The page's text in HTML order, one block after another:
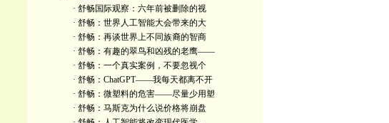
· 舒畅国际观察：六年前被删除的视
· 舒畅：世界人工智能大会带来的大
· 舒畅：再谈世界上不同族裔的智商
· 舒畅：有趣的翠鸟和凶残的老鹰——
· 舒畅：一个真实案例，不要忽视个
· 舒畅：ChatGPT——我每天都离不开
· 舒畅：微塑料的危害——尽量少用塑
· 舒畅：马斯克为什么说价格将崩盘